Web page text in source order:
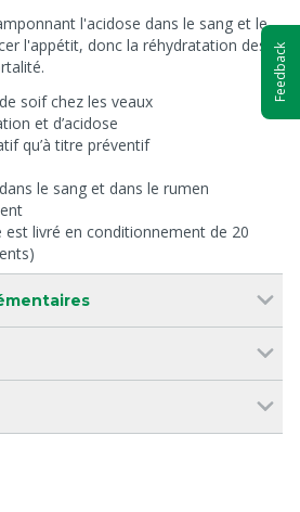
l'acidose dans le sang et le
l'appétit, donc la réhydratation des
soif chez les veaux
et d’acidose
qu’à titre préventif
le sang et dans le rumen
est livré en conditionnement de 20
Feedback